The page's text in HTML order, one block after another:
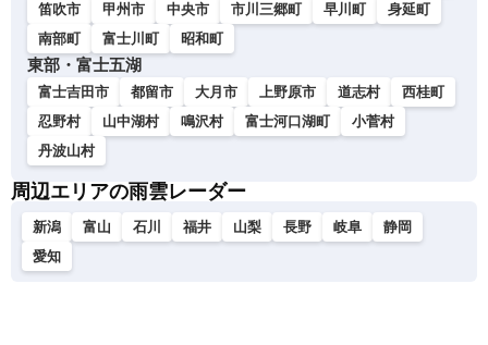
笛吹市
甲州市 中央市 市川三郷町 早川町
身延町
南部町
富士川町 昭和町
東部・富士五湖
富士吉田市 都留市 大月市 上野原市 道志村
西桂町
忍野村
山中湖村 鳴沢村 富士河口湖町
小菅村
丹波山村
周辺エリアの雨雲レーダー
新潟 富山 石川 福井 山梨 長野 岐阜
静岡
愛知